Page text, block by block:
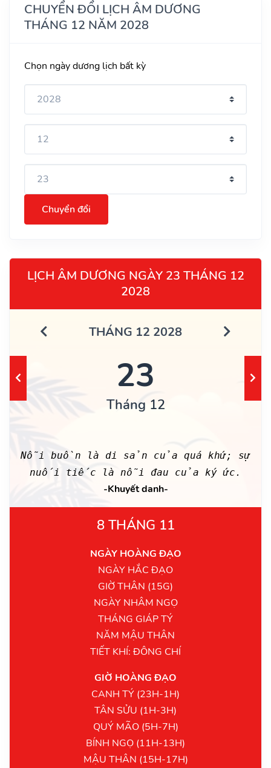
CHUYỂN ĐỔI LỊCH ÂM DƯƠNG
THÁNG 12 NĂM 2028
Chọn ngày dương lịch bất kỳ
Chuyển đổi
LỊCH ÂM DƯƠNG NGÀY 23 THÁNG 12
2028
THÁNG 12 2028
23
Tháng 12
Nỗi buồn là di sản của quá khứ; sự
nuối tiếc là nỗi đau của ký ức.
-Khuyết danh-
8 THÁNG 11
NGÀY HOÀNG ĐẠO
NGÀY HẮC ĐẠO
GIỜ THÂN (15G)
NGÀY NHÂM NGỌ
THÁNG GIÁP TÝ
NĂM MẬU THÂN
TIẾT KHÍ: ĐÔNG CHÍ
GIỜ HOÀNG ĐẠO
CANH TÝ (23H-1H)
TÂN SỬU (1H-3H)
QUÝ MÃO (5H-7H)
BÍNH NGỌ (11H-13H)
MẬU THÂN (15H-17H)